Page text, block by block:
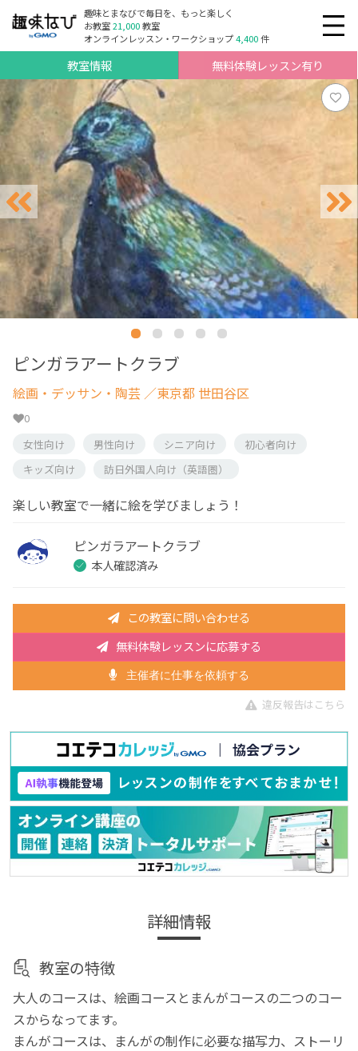
趣味とまなびで毎日を、もっと楽しく
お教室21,000教室
オンラインレッスン・ワークショップ4,400件
教室情報 無料体験レッスン有り
ピンガラアートクラブ
絵画・デッサン・陶芸 ／東京都 世田谷区
0
女性向け
男性向け シニア向け
初心者向け
キッズ向け
訪日外国人向け（英語圏）
楽しい教室で一緒に絵を学びましょう！
ピンガラアートクラブ
本人確認済み
この教室に問い合わせる
無料体験レッスンに応募する
主催者に仕事を依頼する
違反報告はこちら
詳細情報
教室の特徴
大人のコースは、絵画コースとまんがコースの二つのコー
スからなってます。
まんがコースは、まんがの制作に必要な描写力、ストーリ